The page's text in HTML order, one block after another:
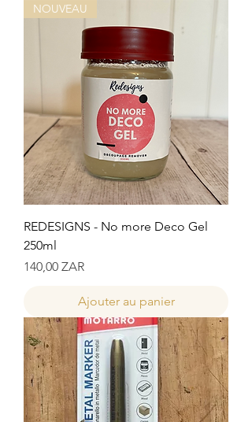
NOUVEAU
REDESIGNS - No more Deco Gel
250ml
Prix
140,00 ZAR
Ajouter au panier